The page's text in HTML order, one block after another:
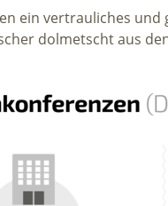
ein vertrauliches
dolmetscht aus